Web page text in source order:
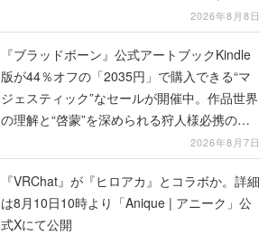
2026年8月8日
『ブラッドボーン』公式アートブックKindle
版が44％オフの「2035円」で購入できる“マ
ジェスティック”なセールが開催中。作品世界
の理解と“啓蒙”を深められる狩人様必携の一
2026年8月7日
『VRChat』が『ヒロアカ』とコラボか。詳細
は8月10日10時より「Anique | アニーク」公
式Xにて公開